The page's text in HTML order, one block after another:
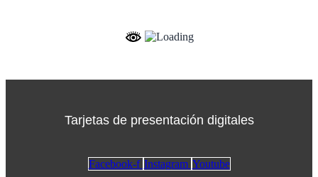
Tarjetas de presentación digitales
Facebook-f Instagram Youtube